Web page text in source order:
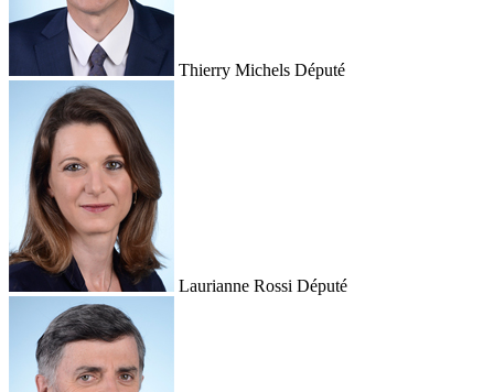
Thierry Michels Député
Laurianne Rossi Député